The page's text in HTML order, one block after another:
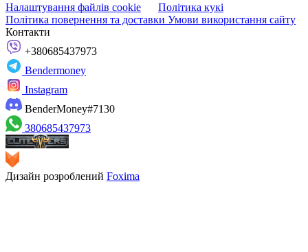
Налаштування файлів cookie
Політика кукі
Політика повернення та доставки Умови використання сайту
Контакти
+380685437973
Bendermoney
Instagram
BenderMoney#7130
380685437973
Дизайн розроблений Foxima